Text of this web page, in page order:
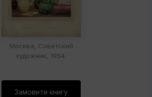
Москва, Советский
художник, 1954.
Замовити книгу